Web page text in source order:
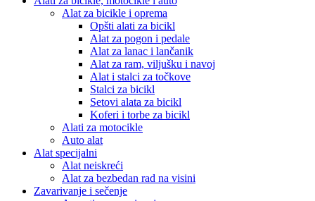
Alat za bicikle i oprema
Opšti alati za bicikl
Alat za pogon i pedale
Alat za lanac i lančanik
Alat za ram, viljušku i navoj
Alat i stalci za točkove
Stalci za bicikl
Setovi alata za bicikl
Koferi i torbe za bicikl
Alati za motocikle
Auto alat
Alat specijalni
Alat neiskreći
Alat za bezbedan rad na visini
Zavarivanje i sečenje